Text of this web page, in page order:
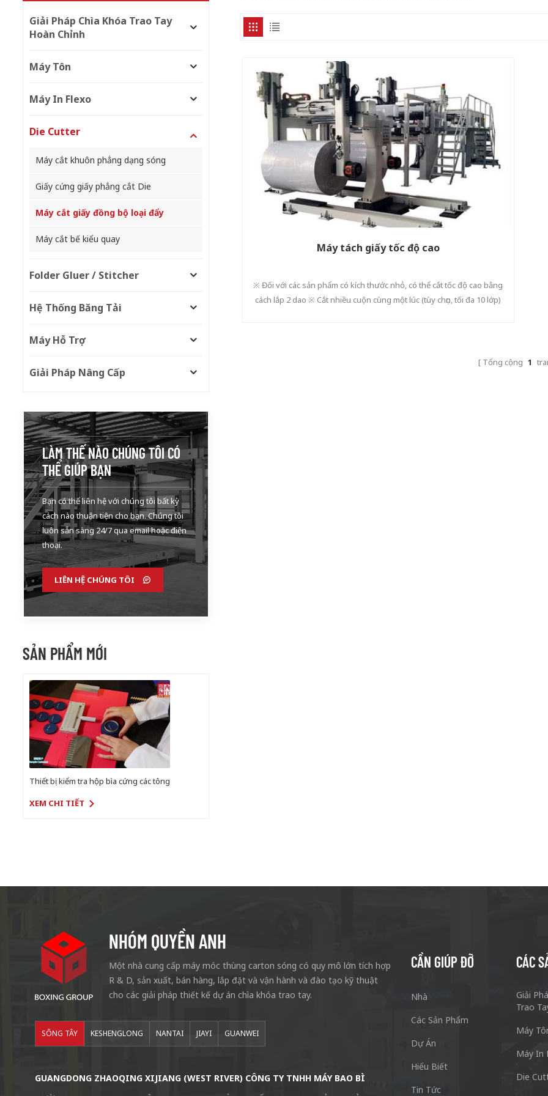
Máy tách giấy tốc độ cao
※ Đối với các sản phẩm có kích thước nhỏ, có thể cắt tốc độ cao bằng
cách lắp 2 dao ※ Cắt nhiều cuộn cùng một lúc (tùy chọn, tối đa 10 lớp)
Tổng cộng 1
Giải Pháp Chìa Khóa Trao Tay
Hoàn Chỉnh
Máy Tôn
Máy In Flexo
Die Cutter
Máy cắt khuôn phẳng dạng sóng
Giấy cứng giấy phẳng cắt Die
Máy cắt giấy đồng bộ loại đẩy
Máy cắt bế kiểu quay
Folder Gluer / Stitcher
Hệ Thống Băng Tải
Máy Hỗ Trợ
Giải Pháp Nâng Cấp
LÀM THẾ NÀO CHÚNG TÔI CÓ
THỂ GIÚP BẠN
Bạn có thể liên hệ với chúng tôi bất kỳ
cách nào thuận tiện cho bạn. Chúng tôi
luôn sẵn sàng 24/7 qua email hoặc điện
thoại.
LIÊN HỆ CHÚNG TÔI
SẢN PHẨM MỚI
Thiết bị kiểm tra hộp bìa cứng các tông
XEM CHI TIẾT
NHÓM QUYỀN ANH
Một nhà cung cấp máy móc thùng carton sóng có quy mô lớn tích hợp
R & D, sản xuất, bán hàng, lắp đặt và vận hành và đào tạo kỹ thuật
cho các giải pháp thiết kế dự án chìa khóa trao tay.
SÔNG TÂY KESHENGLONG NANTAI JIAYI GUANWEI
GUANGDONG ZHAOQING XIJIANG (WEST RIVER) CÔNG TY TNHH MÁY BAO BÌ
Công Ty TNHH Máy Đóng Gói
CẦN GIÚP ĐỠ
Nhà
Các Sản Phẩm
Dự Án
Hiểu Biết
Tin Tức
CÁC
Giải
Trao
Máy
Máy In
Die